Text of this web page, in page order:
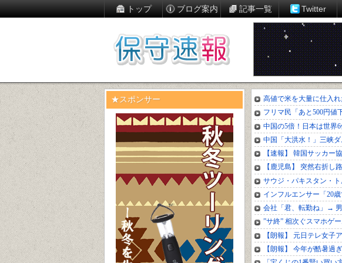
トップ ブログ案内 記事一覧 Twitter
★スポンサー